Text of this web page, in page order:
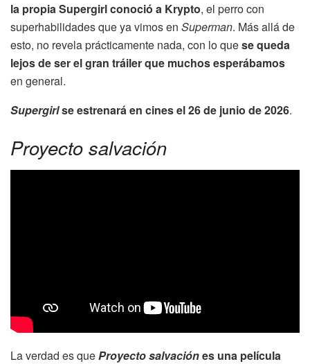
la propia Supergirl conoció a Krypto, el perro con
superhabilidades que ya vimos en Superman. Más allá de
esto, no revela prácticamente nada, con lo quese queda
lejos de ser el gran tráiler que muchos esperábamos
en general.
Supergirlse estrenará en cines el 26 de junio de 2026.
Proyecto salvación
La verdad es queProyecto salvaciónes una película